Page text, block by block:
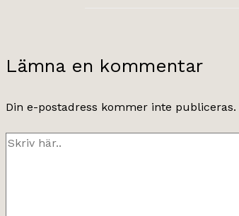
Lämna en kommentar
Din e-postadress kommer inte publiceras.
Skriv